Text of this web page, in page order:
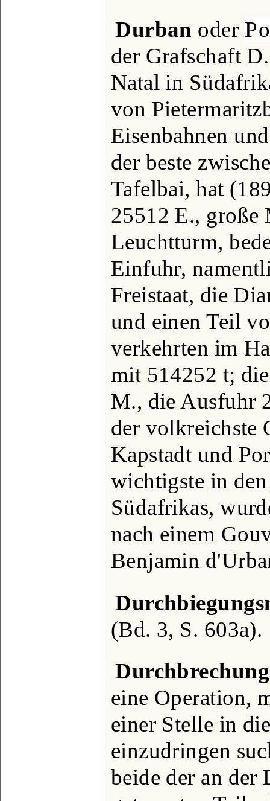
Durban oder
der Grafschaft
Natal in
von
Eisenbahnen
der beste
Tafelbai, hat
25512 E., große
Leuchtturm,
Einfuhr,
Freistaat, die
und einen Teil
verkehrten im
mit 514252 t;
M., die Ausfuhr
der volkreichste
Kapstadt und
wichtigste in
Südafrikas,
nach einem
Benjamin
(Bd. 3, S. 603a).
Durchbrechung
eine Operation,
einer Stelle in
einzudringen
beide der an der